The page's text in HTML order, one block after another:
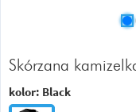
Skórzana
kolor: Black